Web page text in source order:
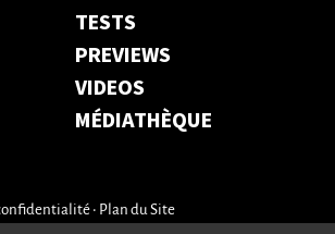
TESTS
PREVIEWS
VIDEOS
MÉDIATHÈQUE
• Plan du Site